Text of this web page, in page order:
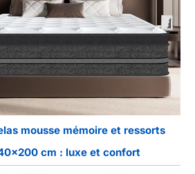
mousse mémoire et ressorts
cm : luxe et confort